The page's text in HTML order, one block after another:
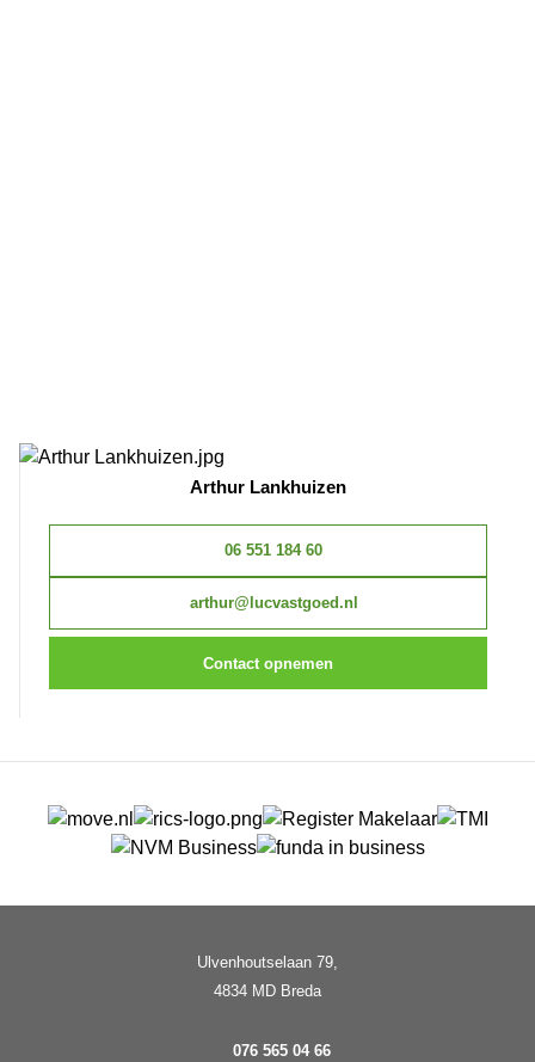
Arthur Lankhuizen
06 551 184 60
arthur@lucvastgoed.nl
Contact opnemen
Ulvenhoutselaan 79,
4834 MD Breda
076 565 04 66